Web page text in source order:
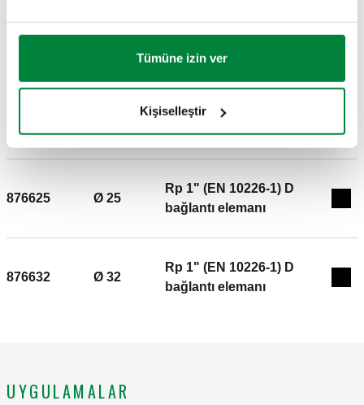
Tümüne izin ver
Kişiselleştir
0–40 °C. Materyal: pirinç.
Kopyala
Rp 3/4" (EN 10226-1) D
876625 Ø 25
Rp 1" (EN 10226-1) D
bağlantı elemanı
876632 Ø 32
Rp 1" (EN 10226-1) D
bağlantı elemanı
UYGULAMALAR